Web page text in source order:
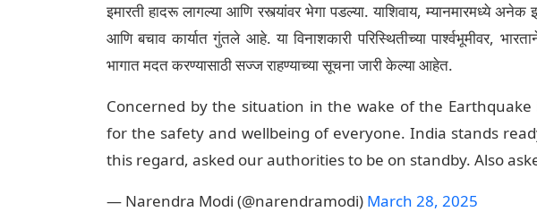
इमारती हादरू लागल्या आणि रस्त्यांवर भेगा पडल्या. याशिवाय, म्यानमारमध्ये
आणि बचाव कार्यात गुंतले आहे. या विनाशकारी परिस्थितीच्या पार्श्वभूमीवर,
भागात मदत करण्यासाठी सज्ज राहण्याच्या सूचना जारी केल्या आहेत.
Concerned by the situation in the wake of the
for the safety and wellbeing of everyone. India stands
this regard, asked our authorities to be on standby. Also
— Narendra Modi (@narendramodi) March 28, 2025